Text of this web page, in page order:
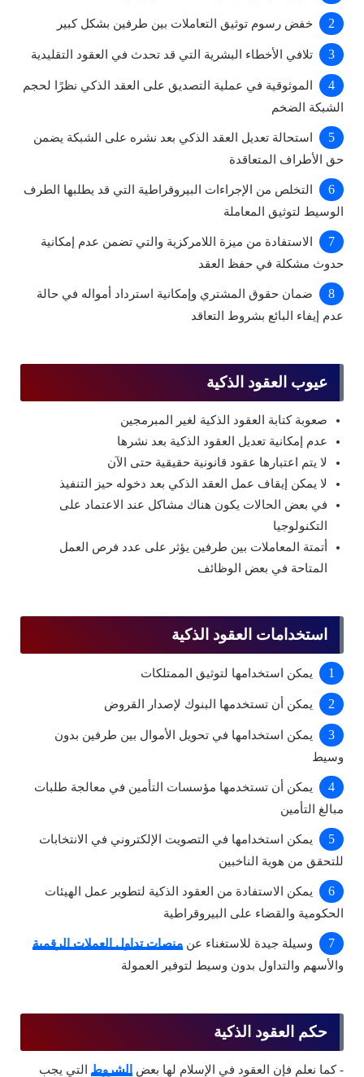
خفض رسوم توثيق التعاملات بين طرفين بشكل كبير
تلافي الأخطاء البشرية التي قد تحدث في العقود التقليدية
الموثوقية في عملية التصديق على العقد الذكي نظرًا لحجم
الشبكة الضخم
استحالة تعديل العقد الذكي بعد نشره على الشبكة يضمن
حق الأطراف المتعاقدة
التخلص من الإجراءات البيروقراطية التي قد يطلبها الطرف
الوسيط لتوثيق المعاملة
الاستفادة من ميزة اللامركزية والتي تضمن عدم إمكانية
حدوث مشكلة في حفظ العقد
ضمان حقوق المشتري وإمكانية استرداد أمواله في حالة
عدم إيفاء البائع بشروط التعاقد
عيوب العقود الذكية
صعوبة كتابة العقود الذكية لغير المبرمجين
عدم إمكانية تعديل العقود الذكية بعد نشرها
لا يتم اعتبارها عقود قانونية حقيقية حتى الآن
لا يمكن إيقاف عمل العقد الذكي بعد دخوله حيز التنفيذ
في بعض الحالات يكون هناك مشاكل عند الاعتماد على
التكنولوجيا
أتمتة المعاملات بين طرفين يؤثر على عدد فرص العمل
المتاحة في بعض الوظائف
استخدامات العقود الذكية
يمكن استخدامها لتوثيق الممتلكات
يمكن أن تستخدمها البنوك لإصدار القروض
يمكن استخدامها في تحويل الأموال بين طرفين بدون
وسيط
يمكن أن تستخدمها مؤسسات التأمين في معالجة طلبات
مبالغ التأمين
يمكن استخدامها في التصويت الإلكتروني في الانتخابات
للتحقق من هوية الناخبين
يمكن الاستفادة من العقود الذكية لتطوير عمل الهيئات
الحكومية والقضاء على البيروقراطية
وسيلة جيدة للاستغناء عن منصات تداول العملات الرقمية
والأسهم والتداول بدون وسيط لتوفير العمولة
حكم العقود الذكية
- كما نعلم فإن العقود في الإسلام لها بعض الشروط التي يجب